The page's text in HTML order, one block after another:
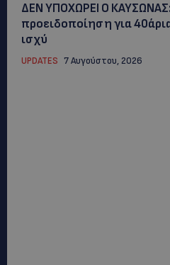
ΔΕΝ ΥΠΟΧΩΡΕΙ Ο
προειδοποίηση για
ισχύ
UPDATES 7 Αυγούστου, 2026